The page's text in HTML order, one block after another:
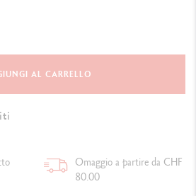
AL CARRELLO
Omaggio a partire da CHF
80.00